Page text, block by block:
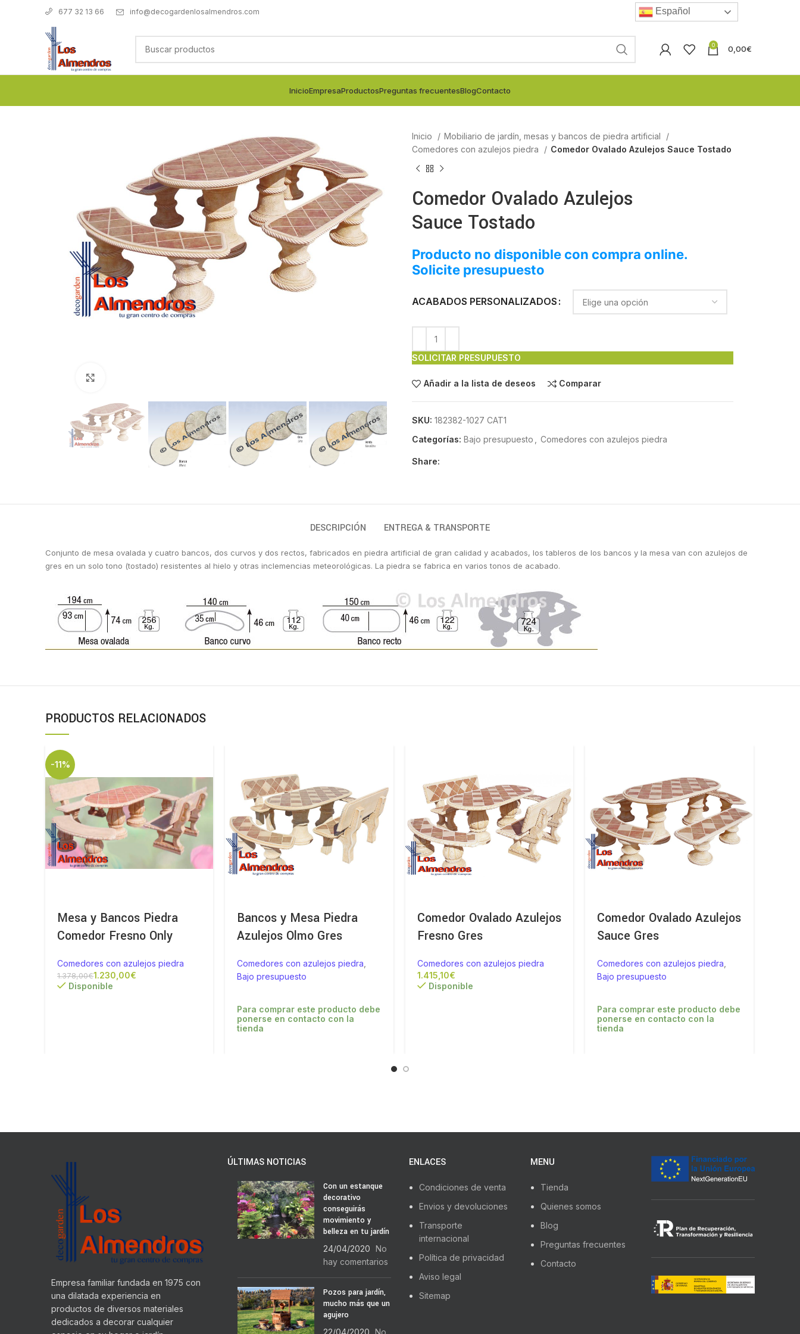
677 32 13 66 info@decogardenlosalmendros.com Español
0 0,00€
InicioEmpresaProductosPreguntas frecuentesBlogContacto
Inicio
Mobiliario de jardín, mesas y bancos de piedra artificial
Comedores con azulejos piedra
Comedor Ovalado Azulejos Sauce Tostado
Comedor Ovalado Azulejos
Sauce Tostado
Producto no disponible con compra online.
Solicite presupuesto
ACABADOS PERSONALIZADOS
SOLICITAR PRESUPUESTO
Añadir a la lista de deseos Comparar
SKU: 182382-1027 CAT1
Categorías: Bajo presupuesto Comedores con azulejos piedra
Share:
DESCRIPCIÓN ENTREGA & TRANSPORTE
Conjunto de mesa ovalada y cuatro bancos, dos curvos y dos rectos, fabricados en piedra artificial de gran calidad y acabados, los tableros de los bancos y la mesa van con azulejos de
gres en un solo tono (tostado) resistentes al hielo y otras inclemencias meteorológicas. La piedra se fabrica en varios tonos de acabado.
PRODUCTOS RELACIONADOS
-11%
Mesa y Bancos Piedra
Comedor Fresno Only
Comedores con azulejos piedra
1.378,00€1.230,00€
Disponible
Bancos y Mesa Piedra
Azulejos Olmo Gres
Comedores con azulejos piedra
Bajo presupuesto
Para comprar este producto debe
ponerse en contacto con la
tienda
Comedor Ovalado Azulejos
Fresno Gres
Comedores con azulejos piedra
€
Disponible
Comedor Ovalado Azulejos
Sauce Gres
Comedores con azulejos piedra
Bajo presupuesto
Para comprar este producto debe
ponerse en contacto con la
tienda
Empresa familiar fundada en 1975 con
una dilatada experiencia en
productos de diversos materiales
dedicados a decorar cualquier
ÚLTIMAS NOTICIAS
Con un estanque
decorativo
conseguirás
movimiento y
belleza en tu jardín
24/04/2020 No
hay comentarios
Pozos para jardín,
mucho más que un
agujero
22/04/2020 No
ENLACES
Condiciones de venta
Envios y devoluciones
Transporte
internacional
Política de privacidad
Aviso legal
Sitemap
MENU
Tienda
Quienes somos
Blog
Preguntas frecuentes
Contacto